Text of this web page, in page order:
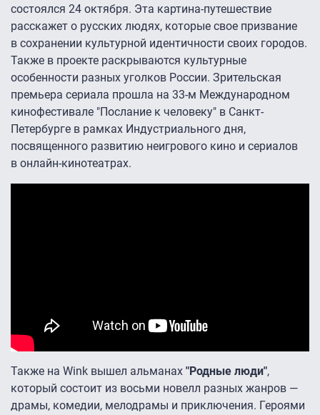
состоялся 24 октября. Эта картина-путешествие
расскажет о русских людях, которые свое призвание
в сохранении культурной идентичности своих городов.
Также в проекте раскрываются культурные
особенности разных уголков России. Зрительская
премьера сериала прошла на 33-м Международном
кинофестивале "Послание к человеку" в Санкт-
Петербурге в рамках Индустриального дня,
посвященного развитию неигрового кино и сериалов
в онлайн-кинотеатрах.
Также на Wink вышел альманах "Родные люди",
который состоит из восьми новелл разных жанров —
драмы, комедии, мелодрамы и приключения. Героями